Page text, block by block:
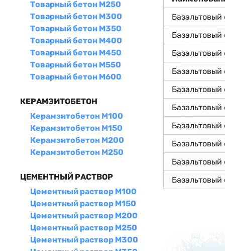
Товарный бетон М250
Товарный бетон М300
Товарный бетон М350
Товарный бетон М400
Товарный бетон М450
Товарный бетон М550
Товарный бетон М600
КЕРАМЗИТОБЕТОН
Керамзитобетон М100
Керамзитобетон М150
Керамзитобетон М200
Керамзитобетон М250
ЦЕМЕНТНЫЙ РАСТВОР
Цементный раствор М100
Цементный раствор М150
Цементный раствор М200
Цементный раствор М250
Цементный раствор М300